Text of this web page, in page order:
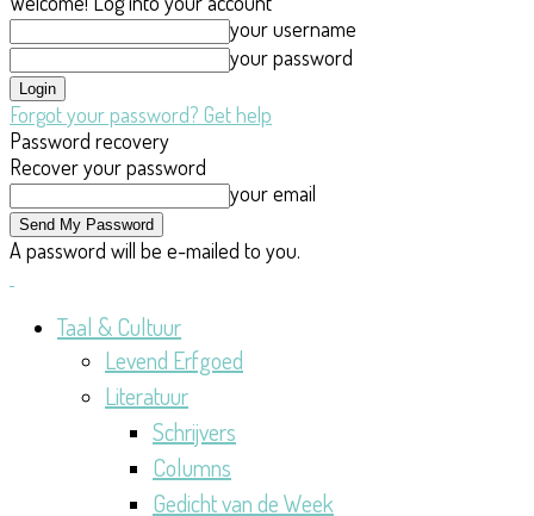
your username
your password
Forgot your password? Get help
Password recovery
Recover your password
your email
A password will be e-mailed to you.
Taal & Cultuur
Levend Erfgoed
Literatuur
Schrijvers
Columns
Gedicht van de Week